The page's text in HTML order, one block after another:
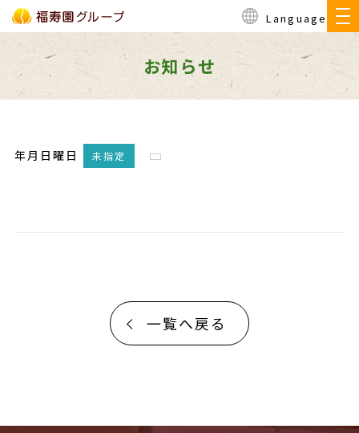
Language
お知らせ
年月日曜日 未指定
一覧へ戻る